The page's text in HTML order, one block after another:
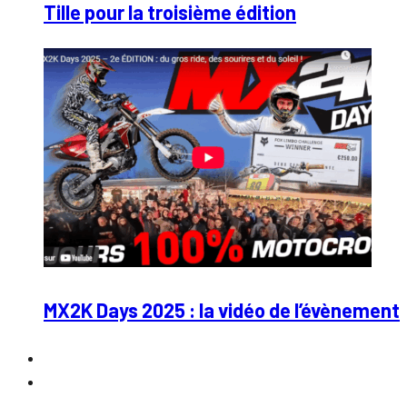
Tille pour la troisième édition
MX2K Days 2025 : la vidéo de l’évènement